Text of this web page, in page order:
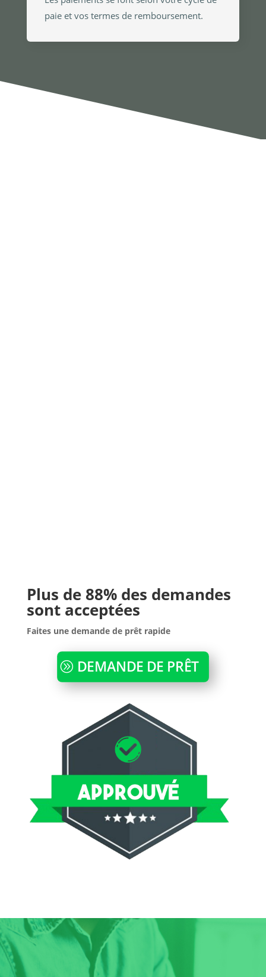
paie et vos termes de remboursement.
Plus de 88% des demandes
sont acceptées
Faites une demande de prêt rapide
DEMANDE DE PRÊT